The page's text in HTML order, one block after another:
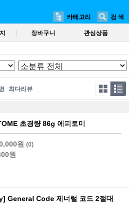
카테고리 검 색
장바구니 관심상품
최다리뷰
초경량 86g 에피토미
원 (0)
원
General Code 제너럴 코드 2절대